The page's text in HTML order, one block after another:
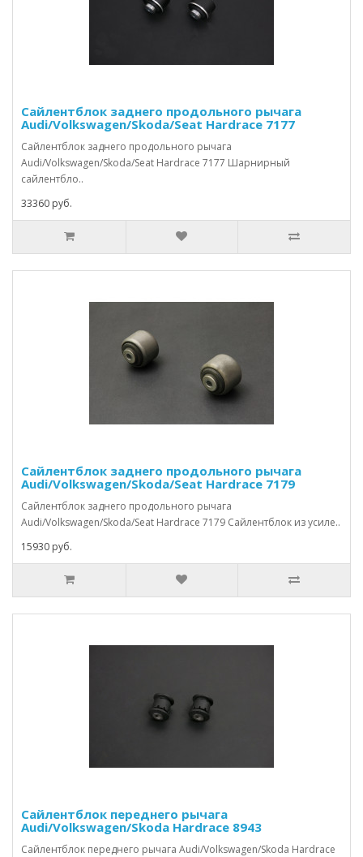
Сайлентблок заднего продольного рычага
Audi/Volkswagen/Skoda/Seat Hardrace 7177
Сайлентблок заднего продольного рычага
Audi/Volkswagen/Skoda/Seat Hardrace 7177 Шарнирный
сайлентбло..
33360 руб.
Сайлентблок заднего продольного рычага
Audi/Volkswagen/Skoda/Seat Hardrace 7179
Сайлентблок заднего продольного рычага
Audi/Volkswagen/Skoda/Seat Hardrace 7179 Сайлентблок из усиле..
15930 руб.
Сайлентблок переднего рычага
Audi/Volkswagen/Skoda Hardrace 8943
Сайлентблок переднего рычага Audi/Volkswagen/Skoda Hardrace